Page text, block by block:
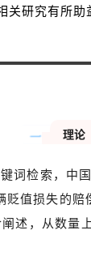
关研究有所
一 理论
检索，中
值损失的
述，从数量